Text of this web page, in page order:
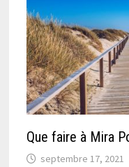
Que faire à Mira
septembre 17, 2021